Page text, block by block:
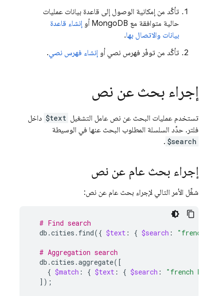
تأكَّد من إمكانية الوصول إلى قاعدة بيانات عمليات
حالية متوافقة مع MongoDB أو
إنشاء قاعدة
بيانات والاتصال بها.
تأكَّد من توفّر فهرس نصي أو إنشاء فهرس نصي.
إجراء بحث عن نص
تستخدم عمليات البحث عن نص عامل التشغيل $text داخل
فلتر. حدِّد السلسلة المطلوب البحث عنها في الوسيطة
$search
.
إجراء بحث عام عن نص
شغِّل الأمر التالي لإجراء بحث عام عن نص:
# Find search
db.cities.find({ $text : { $search : "french
# Aggregation search
db.cities.aggregate([
{ $match : { $text : { $search :
"french
]) ;